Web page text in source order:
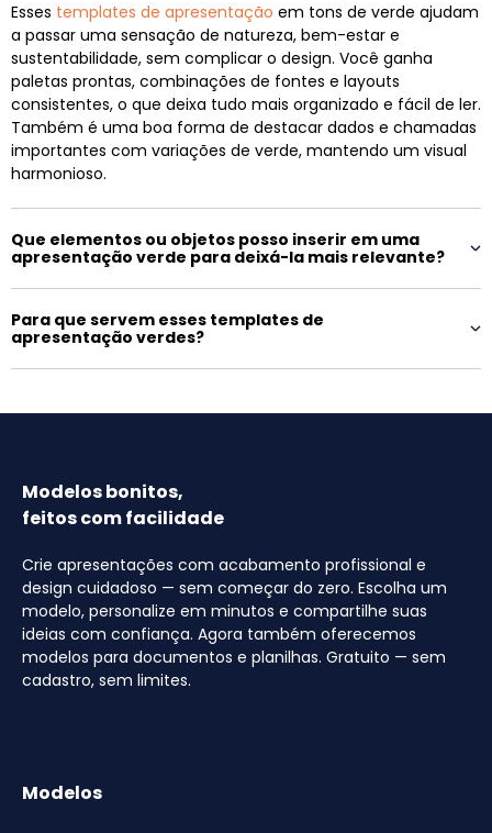
Esses templates de apresentação em tons de verde ajudam
a passar uma sensação de natureza, bem-estar e
sustentabilidade, sem complicar o design. Você ganha
paletas prontas, combinações de fontes e layouts
consistentes, o que deixa tudo mais organizado e fácil de ler.
Também é uma boa forma de destacar dados e chamadas
importantes com variações de verde, mantendo um visual
harmonioso.
Que elementos ou objetos posso inserir em uma
apresentação verde para deixá-la mais relevante?
Para que servem esses templates de
apresentação verdes?
Modelos bonitos,
feitos com facilidade
Crie apresentações com acabamento profissional e
design cuidadoso — sem começar do zero. Escolha um
modelo, personalize em minutos e compartilhe suas
ideias com confiança. Agora também oferecemos
modelos para documentos e planilhas. Gratuito — sem
cadastro, sem limites.
Modelos